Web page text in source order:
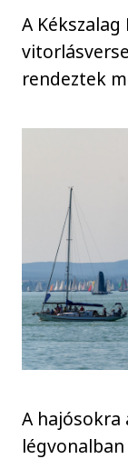
A
rendeztek
A hajósokra